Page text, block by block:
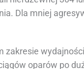
Dla mniej
oparów po